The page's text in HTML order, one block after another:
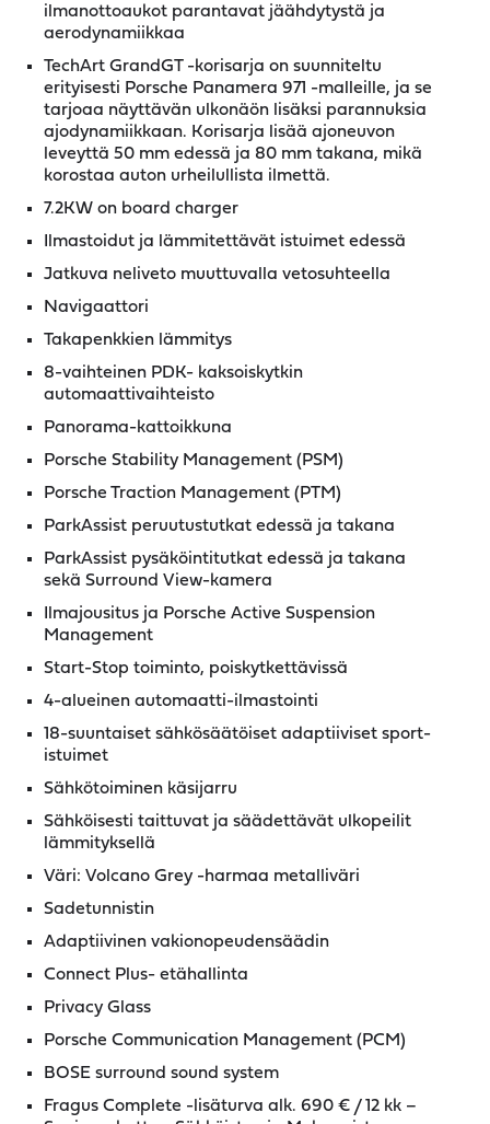
ilmanottoaukot parantavat jäähdytystä ja
aerodynamiikkaa
TechArt GrandGT -korisarja on suunniteltu
erityisesti Porsche Panamera 971 -malleille, ja se
tarjoaa näyttävän ulkonäön lisäksi parannuksia
ajodynamiikkaan. Korisarja lisää ajoneuvon
leveyttä 50 mm edessä ja 80 mm takana, mikä
korostaa auton urheilullista ilmettä.
7.2KW on board charger
Ilmastoidut ja lämmitettävät istuimet edessä
Jatkuva neliveto muuttuvalla vetosuhteella
Navigaattori
Takapenkkien lämmitys
8-vaihteinen PDK- kaksoiskytkin
automaattivaihteisto
Panorama-kattoikkuna
Porsche Stability Management (PSM)
Porsche Traction Management (PTM)
ParkAssist peruutustutkat edessä ja takana
ParkAssist pysäköintitutkat edessä ja takana
sekä Surround View-kamera
Ilmajousitus ja Porsche Active Suspension
Management
Start-Stop toiminto, poiskytkettävissä
4-alueinen automaatti-ilmastointi
18-suuntaiset sähkösäätöiset adaptiiviset sport-
istuimet
Sähkötoiminen käsijarru
Sähköisesti taittuvat ja säädettävät ulkopeilit
lämmityksellä
Väri: Volcano Grey -harmaa metalliväri
Sadetunnistin
Adaptiivinen vakionopeudensäädin
Connect Plus- etähallinta
Privacy Glass
Porsche Communication Management (PCM)
BOSE surround sound system
Fragus Complete -lisäturva alk. 690 € / 12 kk –